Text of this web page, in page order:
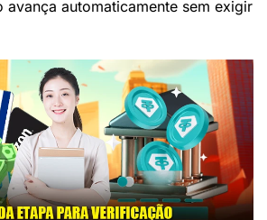
automaticamente sem exigir